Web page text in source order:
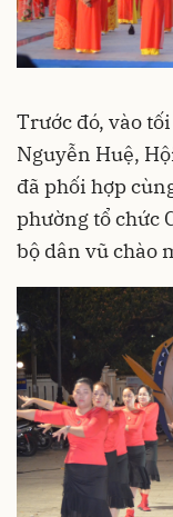
Trước đó, vào
Nguyễn Huệ,
đã phối hợp
phường tổ chức
bộ dân vũ chào